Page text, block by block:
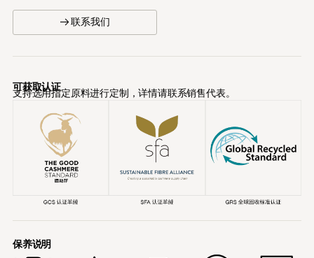
→ 联系我们
可获取认证
支持选用指定原料进行定制，详情请联系销售代表。
保养说明